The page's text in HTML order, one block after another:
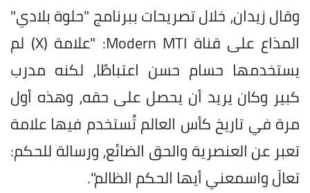
وقال زيدان، خلال تصريحات ببرنامج "حلوة بلادي"
المذاع على قناة Modern MTI: "علامة (X) لم
يستخدمها حسام حسن اعتباطًا، لكنه مدرب
كبير وكان يريد أن يحصل على حقه، وهذه أول
مرة في تاريخ كأس العالم تُستخدم فيها علامة
تعبر عن العنصرية والحق الضائع، ورسالة للحكم:
تعالَ واسمعني أيها الحكم الظالم".